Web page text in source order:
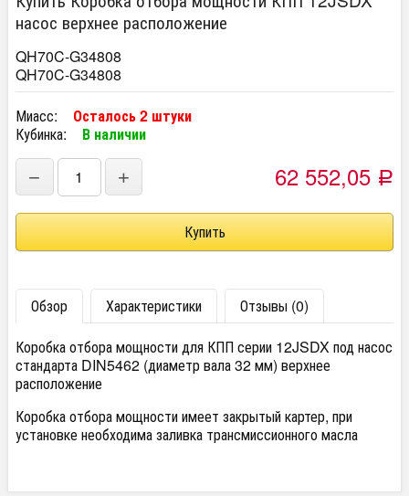
насос верхнее расположение
QH70C-G34808
QH70C-G34808
Миасс:
Осталось 2 штуки
Кубинка:
В наличии
− + 62 552,05 Р
Обзор Характеристики
Отзывы (0)
Коробка отбора мощности для КПП серии 12JSDX под насос
стандарта DIN5462 (диаметр вала 32 мм) верхнее
расположение
Коробка отбора мощности имеет закрытый картер, при
установке необходима заливка трансмиссионного масла